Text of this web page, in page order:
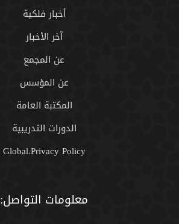
أخبار فلكية
آخر الأخبار
عن المجمع
عن المؤسس
المكتبة العامة
الدورات التدريبية
Global.Privacy Policy
معلومات التواصل: